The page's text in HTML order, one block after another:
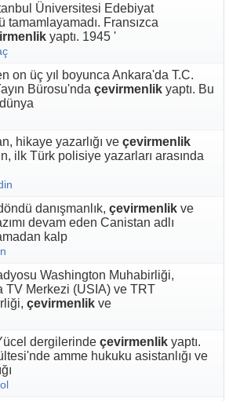
Üniversitesi Edebiyat
tamamlayamadı. Fransızca
yaptı. 1945 '
on üç yıl boyunca Ankara'da T.C.
Bürosu'nda çevirmenlik yaptı. Bu
hikaye yazarlığı ve çevirmenlik
ilk Türk polisiye yazarları arasında
danışmanlık, çevirmenlik ve
devam eden Canistan adlı
kalp
Washington Muhabirliği,
TV Merkezi (USIA) ve TRT
çevirmenlik ve
dergilerinde çevirmenlik yaptı.
amme hukuku asistanlığı ve